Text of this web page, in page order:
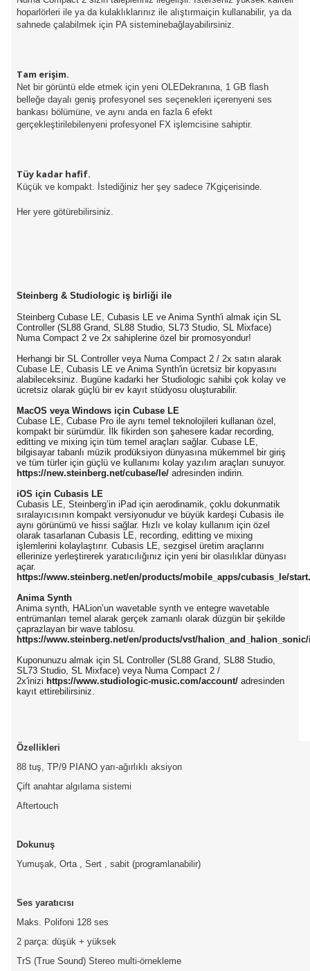
hoparlörleri ile ya da kulaklıklarınız ile alıştırmaiçin kullanabilir, ya da
sahnede çalabilmek için PA sisteminebağlayabilirsiniz.
Tam erişim.
Net bir görüntü elde etmek için yeni OLEDekranına, 1 GB flash
belleğe dayalı geniş profesyonel ses seçenekleri içerenyeni ses
bankası bölümüne, ve aynı anda en fazla 6 efekt
gerçekleştirilebilenyeni profesyonel FX işlemcisine sahiptir.
Tüy kadar hafif.
Küçük ve kompakt. İstediğiniz her şey sadece 7Kgiçerisinde.
Her yere götürebilirsiniz.
Steinberg & Studiologic iş birliği ile
Steinberg Cubase LE, Cubasis LE ve Anima Synth'i almak için SL
Controller (SL88 Grand, SL88 Studio, SL73 Studio, SL Mixface)
Numa Compact 2 ve 2x sahiplerine özel bir promosyondur!
Herhangi bir SL Controller veya Numa Compact 2 / 2x satın alarak
Cubase LE, Cubasis LE ve Anima Synth'in ücretsiz bir kopyasını
alabileceksiniz. Bugüne kadarki her Studiologic sahibi çok kolay ve
ücretsiz olarak güçlü bir ev kayıt stüdyosu oluşturabilir.
MacOS veya Windows için Cubase LE
Cubase LE, Cubase Pro ile aynı temel teknolojileri kullanan özel,
kompakt bir sürümdür. İlk fikirden son şahesere kadar recording,
editting ve mixing için tüm temel araçları sağlar. Cubase LE,
bilgisayar tabanlı müzik prodüksiyon dünyasına mükemmel bir giriş
ve tüm türler için güçlü ve kullanımı kolay yazılım araçları sunuyor.
https://new.steinberg.net/cubase/le/ adresinden indirin.
iOS için Cubasis LE
Cubasis LE, Steinberg’in iPad için aerodinamik, çoklu dokunmatik
sıralayıcısının kompakt versiyonudur ve büyük kardeşi Cubasis ile
aynı görünümü ve hissi sağlar. Hızlı ve kolay kullanım için özel
olarak tasarlanan Cubasis LE, recording, editting ve mixing
işlemlerini kolaylaştırır. Cubasis LE, sezgisel üretim araçlarını
ellerinize yerleştirerek yaratıcılığınız için yeni bir olasılıklar dünyası
açar.
https://www.steinberg.net/en/products/mobile_apps/cubasis_le/
Anima Synth
Anima synth, HALion’un wavetable synth ve entegre wavetable
entrümanları temel alarak gerçek zamanlı olarak düzgün bir şekilde
çaprazlayan bir wave tablosu.
https://www.steinberg.net/en/products/vst/
Kuponunuzu almak için SL Controller (SL88 Grand, SL88 Studio,
SL73 Studio, SL Mixface) veya Numa Compact 2 /
2x'inizi https://www.studiologic-music.com/account/ adresinden
kayıt ettirebilirsiniz.
Özellikleri
88 tuş, TP/9 PIANO yarı-ağırlıklı aksiyon
Çift anahtar algılama sistemi
Aftertouch
Dokunuş
Yumuşak, Orta , Sert , sabit (programlanabilir)
Ses yaratıcısı
Maks. Polifoni 128 ses
2 parça: düşük + yüksek
TrS (True Sound) Stereo multi-örnekleme